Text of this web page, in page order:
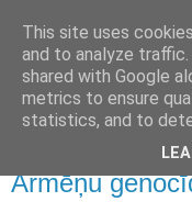
Raksti, publikācijas,
Armēņu
This site uses
and to analyze traffic.
shared with Google
metrics to ensure
statistics, and to